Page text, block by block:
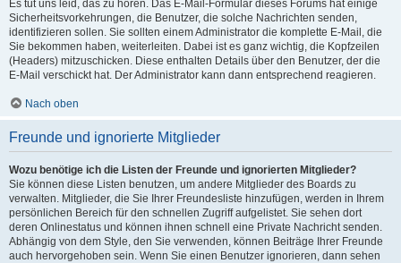
Es tut uns leid, das zu hören. Das E-Mail-Formular dieses Forums hat einige
Sicherheitsvorkehrungen, die Benutzer, die solche Nachrichten senden,
identifizieren sollen. Sie sollten einem Administrator die komplette E-Mail, die
Sie bekommen haben, weiterleiten. Dabei ist es ganz wichtig, die Kopfzeilen
(Headers) mitzuschicken. Diese enthalten Details über den Benutzer, der die
E-Mail verschickt hat. Der Administrator kann dann entsprechend reagieren.
Nach oben
Freunde und ignorierte Mitglieder
Wozu benötige ich die Listen der Freunde und ignorierten Mitglieder?
Sie können diese Listen benutzen, um andere Mitglieder des Boards zu
verwalten. Mitglieder, die Sie Ihrer Freundesliste hinzufügen, werden in Ihrem
persönlichen Bereich für den schnellen Zugriff aufgelistet. Sie sehen dort
deren Onlinestatus und können ihnen schnell eine Private Nachricht senden.
Abhängig von dem Style, den Sie verwenden, können Beiträge Ihrer Freunde
auch hervorgehoben sein. Wenn Sie einen Benutzer ignorieren, dann sehen